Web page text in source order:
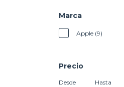
Marca
Apple (9)
Precio
Desde Hasta